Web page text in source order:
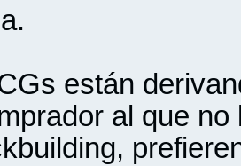
están
al que